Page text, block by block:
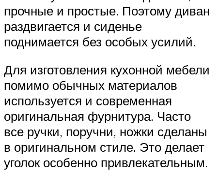
прочные и простые. Поэтому диван
раздвигается и сиденье
поднимается без особых усилий.
Для изготовления кухонной мебели
помимо обычных материалов
используется и современная
оригинальная фурнитура. Часто
все ручки, поручни, ножки сделаны
в оригинальном стиле. Это делает
уголок особенно привлекательным.